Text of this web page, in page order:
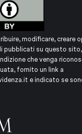
modificare, creare
pubblicati su questo sito,
che venga
fornito un link a
e indicato se